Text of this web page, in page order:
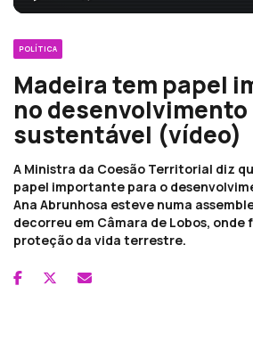
POLÍTICA
Madeira tem papel
no desenvolvimento
sustentável (vídeo)
A Ministra da Coesão Territorial diz
papel importante para o
Ana Abrunhosa esteve numa
decorreu em Câmara de Lobos, onde
proteção da vida terrestre.